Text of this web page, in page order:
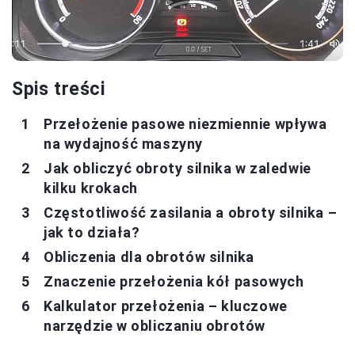
Spis treści
Przełożenie pasowe niezmiennie wpływa
na wydajność maszyny
Jak obliczyć obroty silnika w zaledwie
kilku krokach
Częstotliwość zasilania a obroty silnika –
jak to działa?
Obliczenia dla obrotów silnika
Znaczenie przełożenia kół pasowych
Kalkulator przełożenia – kluczowe
narzędzie w obliczaniu obrotów